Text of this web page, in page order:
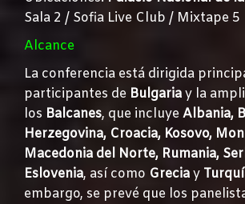
Sala 2 / Sofia Live Club / Mixtape 5
Alcance
La conferencia está dirigida
participantes de Bulgariay la
los Balcanes, que incluyeAlbania,
Herzegovina, Croacia, Kosovo,
Macedonia del Norte, Rumania,
Eslovenia, así como Greciay
embargo, se prevé que los